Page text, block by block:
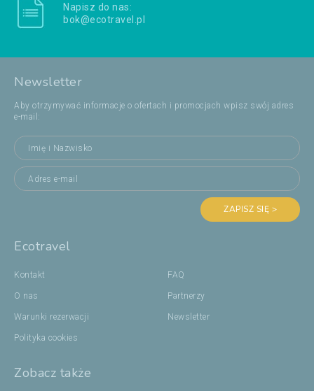
Napisz do nas:
bok@ecotravel.pl
Newsletter
Aby otrzymywać informacje o ofertach i promocjach wpisz swój adres
e-mail:
ZAPISZ SIĘ >
Ecotravel
Kontakt
O nas
Warunki rezerwacji
Polityka cookies
FAQ
Partnerzy
Newsletter
Zobacz także